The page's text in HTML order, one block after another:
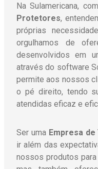
Na Sulamericana,
Protetores,
próprias
orgulhamos de
desenvolvidos em
através do software
permite aos nossos
o pé direito, tendo
atendidas eficaz e
Ser uma Empresa
ir além das
nossos produtos